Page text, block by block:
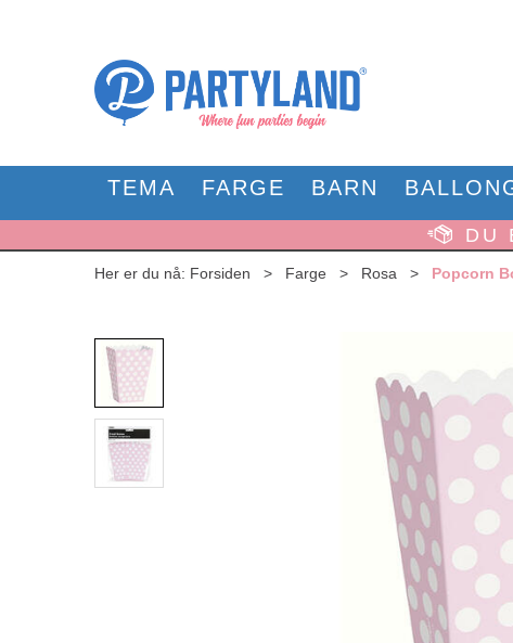
TEMA FARGE BARN
DU
Her er du nå: Forsiden > Farge > Rosa > Popcorn